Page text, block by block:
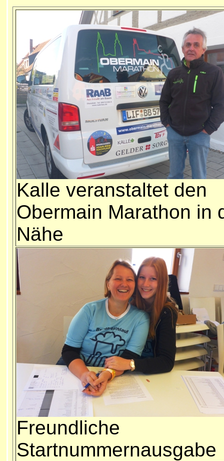
Kalle veranstaltet den
Obermain Marathon in
Nähe
Freundliche
Startnummernausgabe